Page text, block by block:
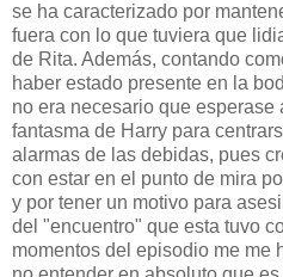
se ha caracterizado por
fuera con lo que tuviera que
de Rita. Además, contando
haber estado presente en la
no era necesario que esperase
fantasma de Harry para
alarmas de las debidas, pues
con estar en el punto de mira
y por tener un motivo para
del "encuentro" que esta tuvo
momentos del episodio me me